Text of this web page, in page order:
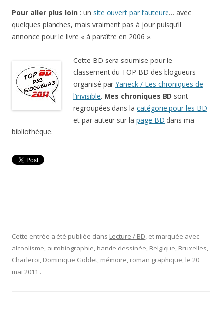
Pour aller plus loin : un site ouvert par l’auteure… avec
quelques planches, mais vraiment pas à jour puisqu’il
annonce pour le livre « à paraître en 2006 ».
Cette BD sera soumise pour le
classement du TOP BD des blogueurs
organisé par Yaneck / Les chroniques de
l’invisible. Mes chroniques BD sont
regroupées dans la catégorie pour les BD
et par auteur sur la page BD dans ma
bibliothèque.
Cette entrée a été publiée dans Lecture / BD, et marquée avec
alcoolisme, autobiographie, bande dessinée, Belgique, Bruxelles,
Charleroi, Dominique Goblet, mémoire, roman graphique, le 20
mai 2011 .